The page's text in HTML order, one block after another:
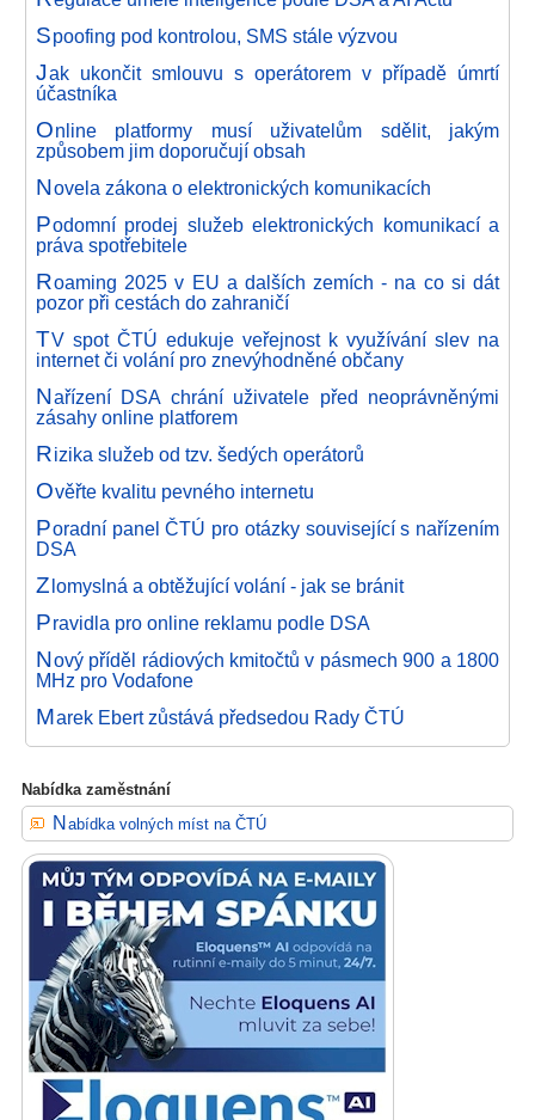
Spoofing pod kontrolou, SMS stále výzvou
Jak ukončit smlouvu s operátorem v případě úmrtí
účastníka
Online platformy musí uživatelům sdělit, jakým
způsobem jim doporučují obsah
Novela zákona o elektronických komunikacích
Podomní prodej služeb elektronických komunikací a
práva spotřebitele
Roaming 2025 v EU a dalších zemích - na co si dát
pozor při cestách do zahraničí
TV spot ČTÚ edukuje veřejnost k využívání slev na
internet či volání pro znevýhodněné občany
Nařízení DSA chrání uživatele před neoprávněnými
zásahy online platforem
Rizika služeb od tzv. šedých operátorů
Ověřte kvalitu pevného internetu
Poradní panel ČTÚ pro otázky související s nařízením
DSA
Zlomyslná a obtěžující volání - jak se bránit
Pravidla pro online reklamu podle DSA
Nový příděl rádiových kmitočtů v pásmech 900 a 1800
MHz pro Vodafone
Marek Ebert zůstává předsedou Rady ČTÚ
Nabídka zaměstnání
Nabídka volných míst na ČTÚ